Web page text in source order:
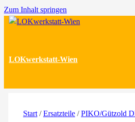
Zum Inhalt springen
LOKwerkstatt-Wien
Start /Ersatzteile /PIKO/Gützold